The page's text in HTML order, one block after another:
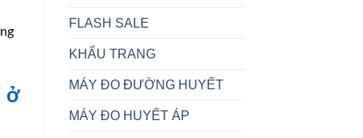
ở
FLASH SALE
KHẨU TRANG
MÁY ĐO ĐƯỜNG HUYẾT
MÁY ĐO HUYẾT ÁP